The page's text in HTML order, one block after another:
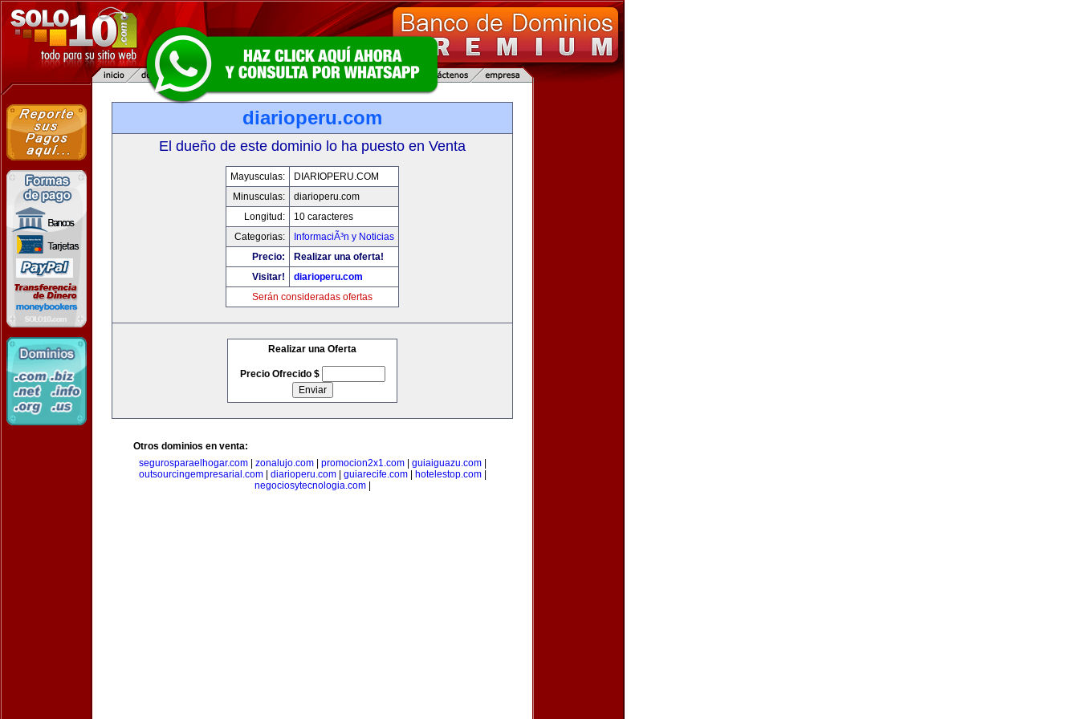
diarioperu.com
El dueño de este dominio lo ha puesto en Venta
Mayusculas:
DIARIOPERU.COM
Minusculas:
diarioperu.com
Longitud:
10 caracteres
Categorias:
InformaciÃ³n y Noticias
Precio:
Realizar una oferta!
Visitar!
diarioperu.com
Serán consideradas ofertas
Realizar una Oferta
Precio Ofrecido $
Otros dominios en venta:
segurosparaelhogar.com| zonalujo.com| promocion2x1.com| guiaiguazu.com|
outsourcingempresarial.com| diarioperu.com| guiarecife.com| hotelestop.com|
negociosytecnologia.com|